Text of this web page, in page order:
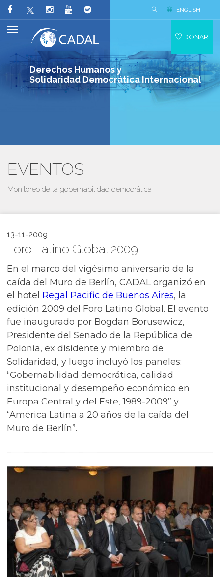
Derechos Humanos y
Solidaridad Democrática Internacional
ENGLISH
DONAR
EVENTOS
Monitoreo de la gobernabilidad democrática
13-11-2009
Foro Latino Global 2009
En el marco del vigésimo aniversario de la
caída del Muro de Berlín, CADAL organizó en
el hotel Regal Pacific de Buenos Aires, la
edición 2009 del Foro Latino Global. El evento
fue inaugurado por Bogdan Borusewicz,
Presidente del Senado de la República de
Polonia, ex disidente y miembro de
Solidaridad, y luego incluyó los paneles:
“Gobernabilidad democrática, calidad
institucional y desempeño económico en
Europa Central y del Este, 1989-2009” y
“América Latina a 20 años de la caída del
Muro de Berlín”.